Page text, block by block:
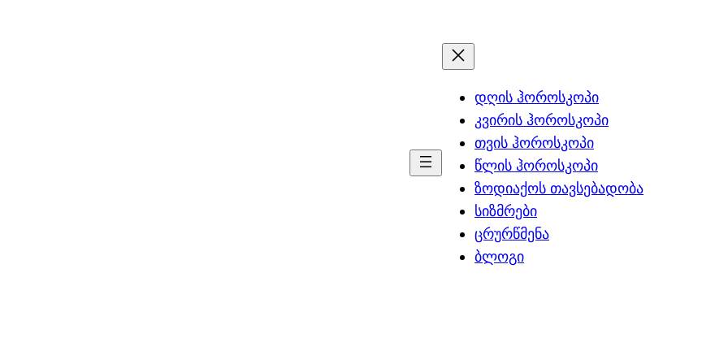
დღის ჰოროსკოპი
კვირის ჰოროსკოპი
თვის ჰოროსკოპი
წლის ჰოროსკოპი
ზოდიაქოს თავსებადობა
სიზმრები
ცრურწმენა
ბლოგი